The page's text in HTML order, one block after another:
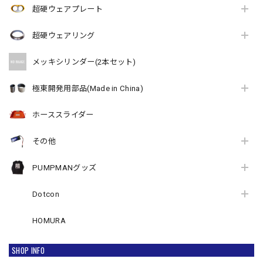
超硬ウェアプレート
超硬ウェアリング
メッキシリンダー(2本セット)
極東開発用部品(Made in China)
ホーススライダー
その他
PUMPMANグッズ
Dotcon
HOMURA
SHOP INFO